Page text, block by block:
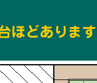
どあります